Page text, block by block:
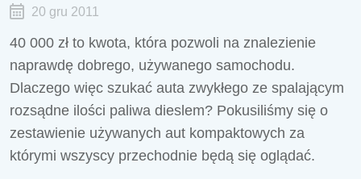
20 gru 2011
40 000 zł to kwota, która pozwoli na znalezienie
naprawdę dobrego, używanego samochodu.
Dlaczego więc szukać auta zwykłego ze spalającym
rozsądne ilości paliwa dieslem? Pokusiliśmy się o
zestawienie używanych aut kompaktowych za
którymi wszyscy przechodnie będą się oglądać.